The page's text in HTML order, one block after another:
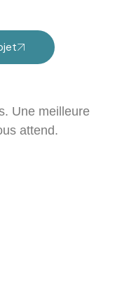
Une meilleure
attend.